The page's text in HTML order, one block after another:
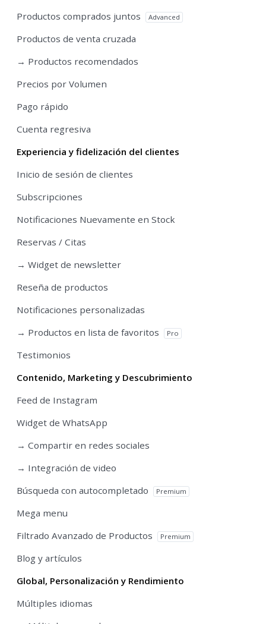
Productos comprados juntos
Advanced
Productos de venta cruzada
→ Productos recomendados
Precios por Volumen
Pago rápido
Cuenta regresiva
Experiencia y fidelización del clientes
Inicio de sesión de clientes
Subscripciones
Notificaciones Nuevamente en Stock
Reservas / Citas
→ Widget de newsletter
Reseña de productos
Notificaciones personalizadas
→ Productos en lista de favoritos
Pro
Testimonios
Contenido, Marketing y Descubrimiento
Feed de Instagram
Widget de WhatsApp
→ Compartir en redes sociales
→ Integración de video
Búsqueda con autocompletado
Premium
Mega menu
Filtrado Avanzado de Productos
Premium
Blog y artículos
Global, Personalización y Rendimiento
Múltiples idiomas